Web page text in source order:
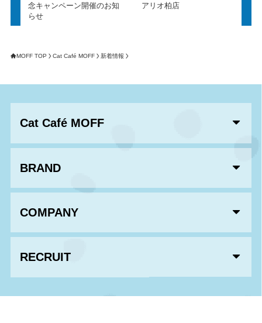
念キャンペーン開催のお知
らせ
アリオ柏店
MOFF TOP Cat Café MOFF 新着情報
Cat Café MOFF
BRAND
COMPANY
RECRUIT